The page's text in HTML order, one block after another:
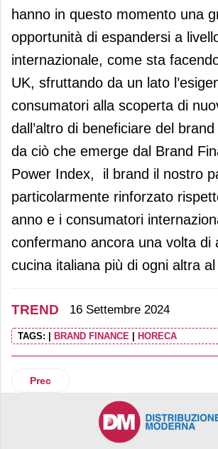
hanno in questo momento una
opportunità di espandersi a
internazionale, come sta
UK, sfruttando da un lato
consumatori alla scoperta di
dall’altro di beneficiare del
da ciò che emerge dal Brand
Power Index, il brand il nostro
particolarmente rinforzato
anno e i consumatori
confermano ancora una volta di
cucina italiana più di ogni altra
TREND 16 Settembre 2024
TAGS: | BRAND FINANCE | HORECA
Articolo precedente: Giù i prezzi della
Prec